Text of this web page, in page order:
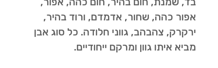
אפור כהה, שחור, אדמדם, ורוד בהיר,
ירקרק, צהבהב, גווני חלודה. כל סוג אבן
מביא איתו גוון ומרקם ייחודיים.